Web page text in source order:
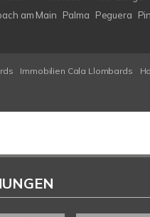
am Main Palma Peguera
Immobilien Cala Llombards